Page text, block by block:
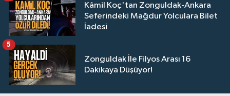
Kâmil Koç'tan Zonguldak-Ankara
Seferindeki Mağdur Yolculara Bilet
İadesi
Zonguldak İle Filyos Arası 16
Dakikaya Düşüyor!
5